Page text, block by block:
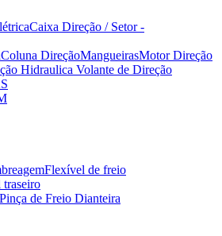
Caixa Direção / Setor -
Coluna DireçãoMangueirasMotor Direção
Hidraulica Volante de Direção
Flexível de freio
Pinça de Freio Dianteira